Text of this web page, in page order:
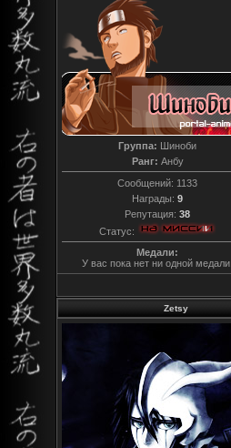
Группа: Шиноби
Ранг: Анбу
Сообщений: 1133
Награды: 9
Репутация: 38
Статус:
Медали:
У вас пока нет ни одной медали.
Zetsy